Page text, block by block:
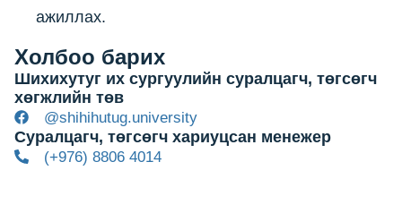
ажиллах.
Холбоо барих
Шихихутуг их сургуулийн суралцагч, төгсөгч
хөгжлийн төв
@shihihutug.university
Суралцагч, төгсөгч хариуцсан менежер
(+976) 8806 4014